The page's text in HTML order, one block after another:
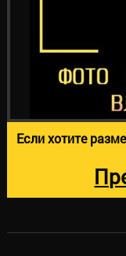
Если хотите